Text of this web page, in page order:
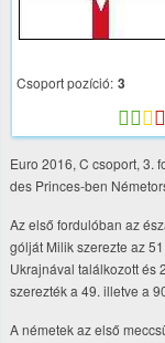
Csoport pozíció: 3
Euro 2016, C csoport, 3.
des Princes-ben
Az első fordulóban az
gólját Milik szerezte az
Ukrajnával találkozott és
szerezték a 49. illetve a
A németek az első